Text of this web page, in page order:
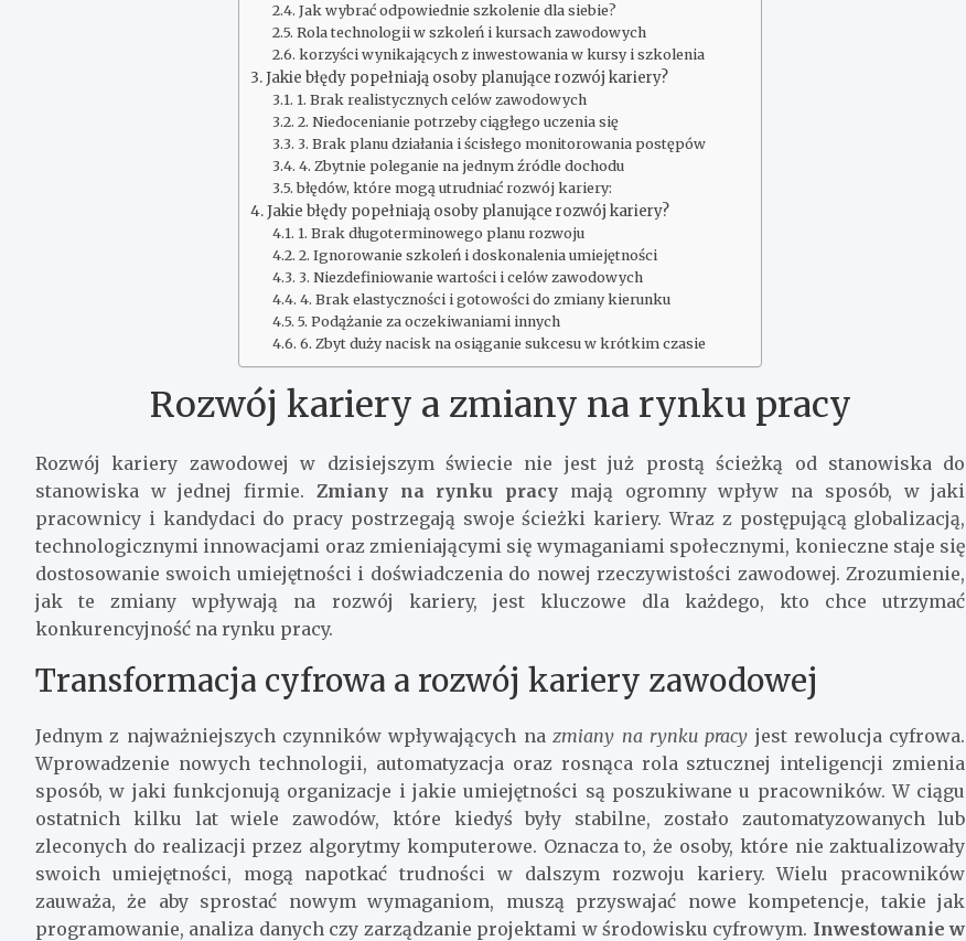
Jak wybrać odpowiednie szkolenie dla siebie?
Rola technologii w szkoleń i kursach zawodowych
korzyści wynikających z inwestowania w kursy i szkolenia
Jakie błędy popełniają osoby planujące rozwój kariery?
1. Brak realistycznych celów zawodowych
2. Niedocenianie potrzeby ciągłego uczenia się
3. Brak planu działania i ścisłego monitorowania postępów
4. Zbytnie poleganie na jednym źródle dochodu
błędów, które mogą utrudniać rozwój kariery:
Jakie błędy popełniają osoby planujące rozwój kariery?
1. Brak długoterminowego planu rozwoju
2. Ignorowanie szkoleń i doskonalenia umiejętności
3. Niezdefiniowanie wartości i celów zawodowych
4. Brak elastyczności i gotowości do zmiany kierunku
5. Podążanie za oczekiwaniami innych
6. Zbyt duży nacisk na osiąganie sukcesu w krótkim czasie
Rozwój kariery a zmiany na rynku pracy
Rozwój kariery zawodowej w dzisiejszym świecie nie jest już prostą ścieżką od stanowiska do
stanowiska w jednej firmie. Zmiany na rynku pracy mają ogromny wpływ na sposób, w jaki
pracownicy i kandydaci do pracy postrzegają swoje ścieżki kariery. Wraz z postępującą globalizacją,
technologicznymi innowacjami oraz zmieniającymi się wymaganiami społecznymi, konieczne staje się
dostosowanie swoich umiejętności i doświadczenia do nowej rzeczywistości zawodowej. Zrozumienie,
jak te zmiany wpływają na rozwój kariery, jest kluczowe dla każdego, kto chce utrzymać
konkurencyjność na rynku pracy.
Transformacja cyfrowa a rozwój kariery zawodowej
Jednym z najważniejszych czynników wpływających nazmiany na rynku pracy jest rewolucja cyfrowa.
Wprowadzenie nowych technologii, automatyzacja oraz rosnąca rola sztucznej inteligencji zmienia
sposób, w jaki funkcjonują organizacje i jakie umiejętności są poszukiwane u pracowników. W ciągu
ostatnich kilku lat wiele zawodów, które kiedyś były stabilne, zostało zautomatyzowanych lub
zleconych do realizacji przez algorytmy komputerowe. Oznacza to, że osoby, które nie zaktualizowały
swoich umiejętności, mogą napotkać trudności w dalszym rozwoju kariery. Wielu pracowników
zauważa, że aby sprostać nowym wymaganiom, muszą przyswajać nowe kompetencje, takie jak
programowanie, analiza danych czy zarządzanie projektami w środowisku cyfrowym. Inwestowanie w